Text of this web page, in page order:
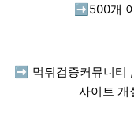
➡️ 500개
➡️ 먹튀검증커뮤니티
사이트 개